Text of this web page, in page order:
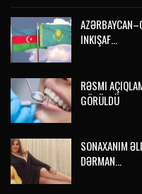
INKIŞAF…
RƏSMI
GÖRÜLDÜ
SONAXANIM
DƏRMAN…